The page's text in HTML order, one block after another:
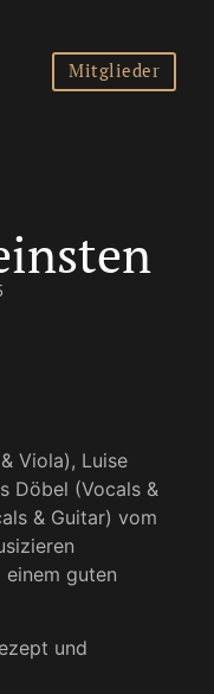
Mitglieder
Viola), Luise
Döbel (Vocals &
& Guitar) vom
guten
und